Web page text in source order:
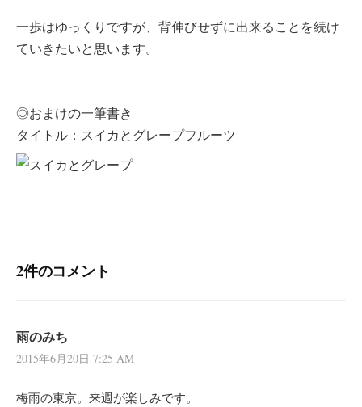
一歩はゆっくりですが、背伸びせずに出来ることを続け
ていきたいと思います。
◎おまけの一筆書き
タイトル：スイカとグレープフルーツ
2件のコメント
雨のみち
2015年6月20日 7:25 AM
梅雨の東京。来週が楽しみです。